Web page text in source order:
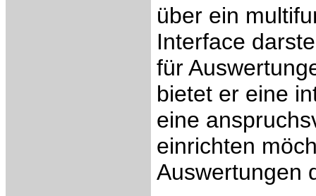
über ein
Interface
für
bietet er eine
eine
einrichten
Auswertungen